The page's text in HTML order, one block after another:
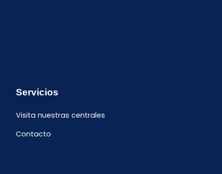
Servicios
Visita nuestras centrales
Contacto